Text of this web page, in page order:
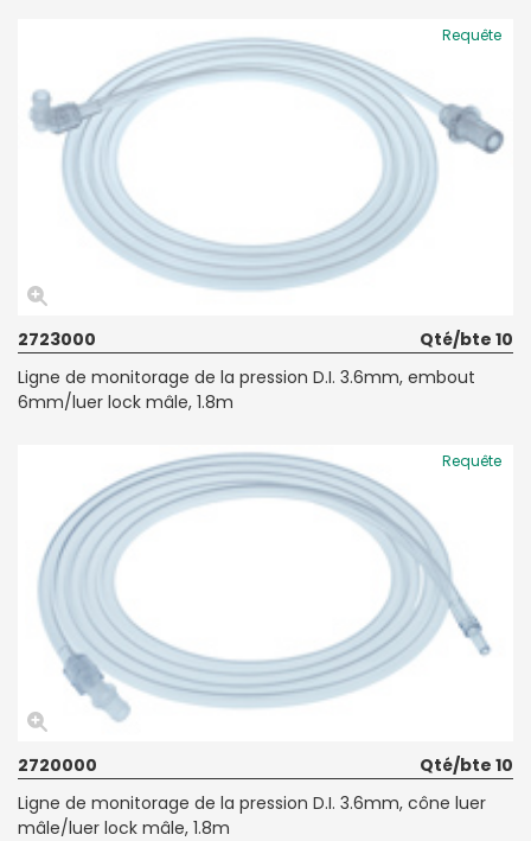
Requête
2723000
Qté/bte 10
Ligne de monitorage de la pression D.I. 3.6mm, embout
6mm/luer lock mâle, 1.8m
Requête
2720000
Qté/bte 10
Ligne de monitorage de la pression D.I. 3.6mm, cône luer
mâle/luer lock mâle, 1.8m